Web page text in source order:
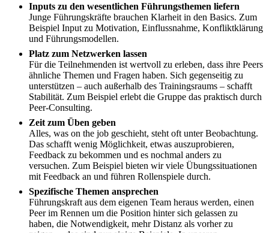
Inputs zu den wesentlichen Führungsthemen liefern
Junge Führungskräfte brauchen Klarheit in den Basics. Zum
Beispiel Input zu Motivation, Einflussnahme, Konfliktklärung
und Führungsmodellen.
Platz zum Netzwerken lassen
Für die Teilnehmenden ist wertvoll zu erleben, dass ihre Peers
ähnliche Themen und Fragen haben. Sich gegenseitig zu
unterstützen – auch außerhalb des Trainingsraums – schafft
Stabilität. Zum Beispiel erlebt die Gruppe das praktisch durch
Peer-Consulting.
Zeit zum Üben geben
Alles, was on the job geschieht, steht oft unter Beobachtung.
Das schafft wenig Möglichkeit, etwas auszuprobieren,
Feedback zu bekommen und es nochmal anders zu
versuchen. Zum Beispiel bieten wir viele Übungssituationen
mit Feedback an und führen Rollenspiele durch.
Spezifische Themen ansprechen
Führungskraft aus dem eigenen Team heraus werden, einen
Peer im Rennen um die Position hinter sich gelassen zu
haben, die Notwendigkeit, mehr Distanz als vorher zu